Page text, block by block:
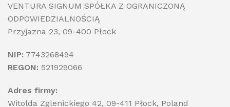
VENTURA SIGNUM SPÓŁKA Z OGRANICZONĄ
ODPOWIEDZIALNOŚCIĄ
Przyjazna 23, 09-400 Płock
NIP: 7743268494
REGON: 521929066
Adres firmy:
Witolda Zglenickiego 42, 09-411 Płock, Poland